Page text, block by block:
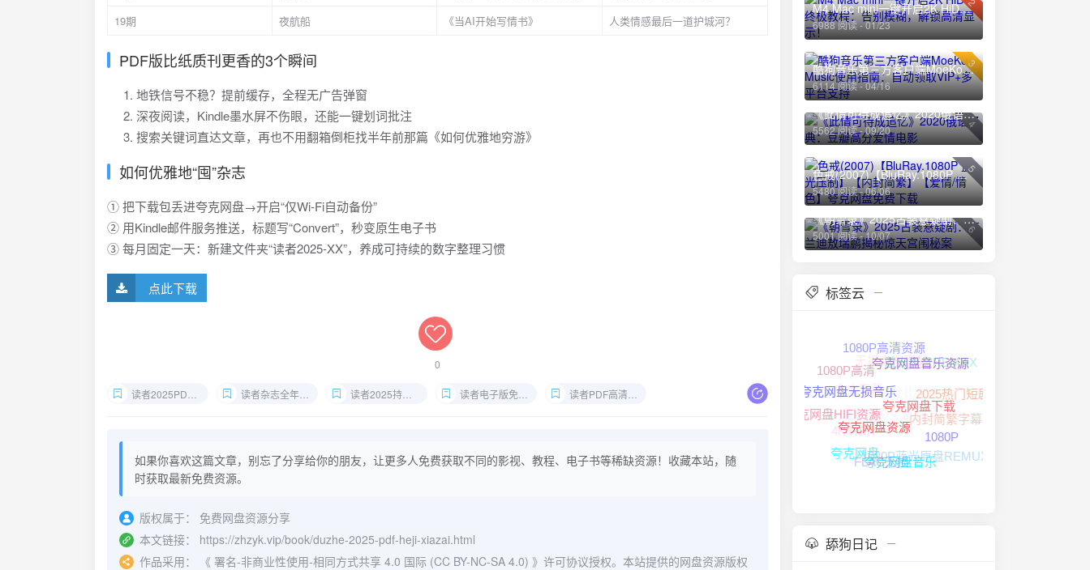
19期
夜航船 《当AI开始写情书》 人类情感最后一道护城河？
PDF版比纸质刊更香的3个瞬间
地铁信号不稳？提前缓存，全程无广告弹窗
深夜阅读，Kindle墨水屏不伤眼，还能一键划词批注
搜索关键词直达文章，再也不用翻箱倒柜找半年前那篇《如何优雅地穷游》
如何优雅地“囤”杂志
① 把下载包丢进夸克网盘→开启“仅Wi-Fi自动备份”
② 用Kindle邮件服务推送，标题写“Convert”，秒变原生电子书
③ 每月固定一天：新建文件夹“读者2025-XX”，养成可持续的数字整理习惯
点此下载
0
读者2025PDF打包下载 读者杂志全年合集 读者2025持续更新网盘 读者电子版免费下载 读者PDF高清扫描
如果你喜欢这篇文章，别忘了分享给你的朋友，让更多人免费获取不同的影视、教程、电子书等稀缺资源！收藏本站，随
时获取最新免费资源。
版权属于：
免费网盘资源分享
本文链接：
https://zhzyk.vip/book/duzhe-2025-pdf-heji-xiazai.html
作品采用：
《 署名-非商业性使用-相同方式共享 4.0 国际 (CC BY-NC-SA 4.0) 》许可协议授权。本站提供的网盘资源版权
M4 Mac mini一键开启2K HiDPI终极教程：告别模糊，解锁高清显示！
6988 阅读 - 01/23
3
酷狗音乐第三方客户端MoeKoe Music使用指南：自动领取VIP+多平台支持
6114 阅读 - 04/16
4
《此情可待成追忆》2020俄语经典：豆瓣高分爱情电影
5562 阅读 - 09/20
5
色戒(2007)【BluRay.1080P 蓝光压制】【内封简繁】【爱情/情色】夸克网盘免费下载
5480 阅读 - 06/06
6
《朝雪录》2025古装悬疑剧：李兰迪敖瑞鹏揭秘惊天宫闱秘案
5001 阅读 - 10/07
标签云
夸克网盘无损音乐
夸克网盘资源
夸克网盘下载
夸克网盘音乐资源
1080P高清资源
1080P高清
夸克网盘HIFI资源
夸克网盘
夸克网盘音乐
1080P
2025热门短剧
蓝光原盘REMUX
无损音乐下载
中文字幕
4K HDR
FLAC无损
1080P蓝光原盘REMUX
内封简繁字幕
杜比全景声
夸克网盘无损音源
舔狗日记